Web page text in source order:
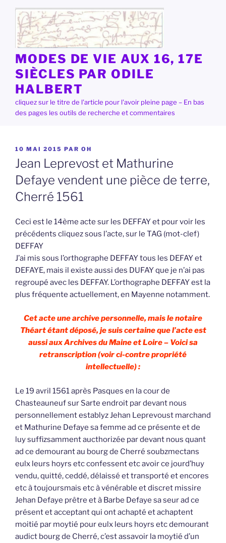
contenu
principal
MODES DE VIE AUX 16, 17E
SIÈCLES PAR ODILE
HALBERT
cliquez sur le titre de l'article pour l'avoir pleine page – En bas
des pages les outils de recherche et commentaires
PUBLIÉ
LE
10 MAI 2015 PAR OH
Jean Leprevost et Mathurine
Defaye vendent une pièce de terre,
Cherré 1561
Ceci est le 14ème acte sur les DEFFAY et pour voir les
précédents cliquez sous l’acte, sur le TAG (mot-clef)
DEFFAY
J’ai mis sous l’orthographe DEFFAY tous les DEFAY et
DEFAYE, mais il existe aussi des DUFAY que je n’ai pas
regroupé avec les DEFFAY. L’orthographe DEFFAY est la
plus fréquente actuellement, en Mayenne notamment.
Cet acte une archive personnelle, mais le notaire
Théart étant déposé, je suis certaine que l’acte est
aussi aux Archives du Maine et Loire – Voici sa
retranscription (voir ci-contre propriété
intellectuelle) :
Le 19 avril 1561 après Pasques en la cour de
Chasteauneuf sur Sarte endroit par devant nous
personnellement establyz Jehan Leprevoust marchand
et Mathurine Defaye sa femme ad ce présente et de
luy suffizsamment aucthorizée par devant nous quant
ad ce demourant au bourg de Cherré soubzmectans
eulx leurs hoyrs etc confessent etc avoir ce jourd’huy
vendu, quitté, ceddé, délaissé et transporté et encores
etc à toujoursmais etc à vénérable et discret missire
Jehan Defaye prêtre et à Barbe Defaye sa seur ad ce
présent et acceptant qui ont achapté et achaptent
moitié par moytié pour eulx leurs hoyrs etc demourant
audict bourg de Cherré, c’est assavoir la moytié d’un